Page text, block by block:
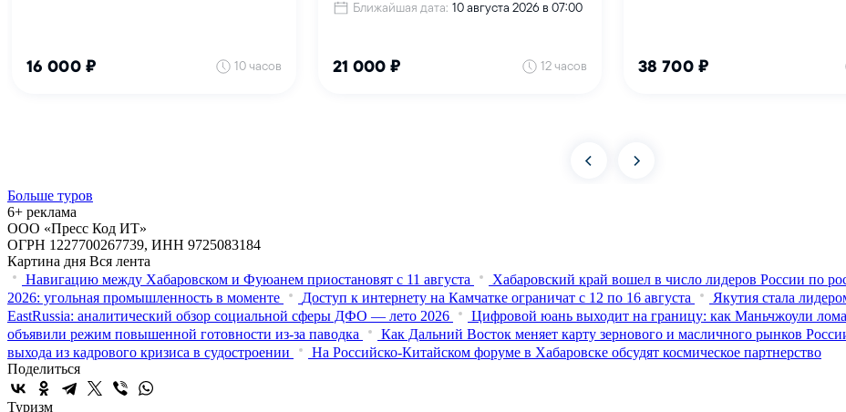
Больше туров
6+ реклама
ООО «Пресс Код ИТ»
ОГРН 1227700267739, ИНН 9725083184
Картина дня Вся лента
Навигацию между Хабаровском и Фуюанем приостановят с 11 августа
Хабаровский край вошел в число лидеров России по
2026: угольная промышленность в моменте
Доступ к интернету на Камчатке ограничат с 12 по 16 августа Якутия стала
EastRussia: аналитический обзор социальной сферы ДФО — лето 2026
Цифровой юань выходит на границу: как Маньчжоули
объявили режим повышенной готовности из‑за паводка
Как Дальний Восток меняет карту зернового и масличного рынков
выхода из кадрового кризиса в судостроении
На Российско-Китайском форуме в Хабаровске обсудят космическое партнерство
Поделиться
Туризм